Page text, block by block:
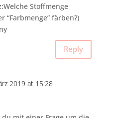
Stoffmenge
“Farbmenge” färben?)
Reply
2019 at 15:28